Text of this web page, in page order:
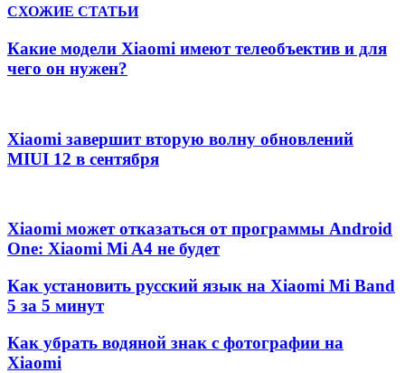
СХОЖИЕ СТАТЬИ
Какие модели Xiaomi имеют телеобъектив и для
чего он нужен?
Xiaomi завершит вторую волну обновлений
MIUI 12 в сентября
Xiaomi может отказаться от программы Android
One: Xiaomi Mi A4 не будет
Как установить русский язык на Xiaomi Mi Band
5 за 5 минут
Как убрать водяной знак с фотографии на
Xiaomi